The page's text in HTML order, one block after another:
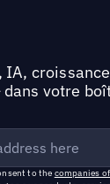
IA,
votre
to the companies